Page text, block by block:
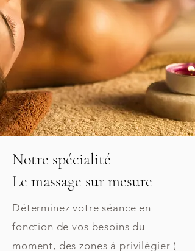
Notre spécialité
Le massage sur mesure
Déterminez votre séance en
fonction de vos besoins du
moment, des zones à privilégier (